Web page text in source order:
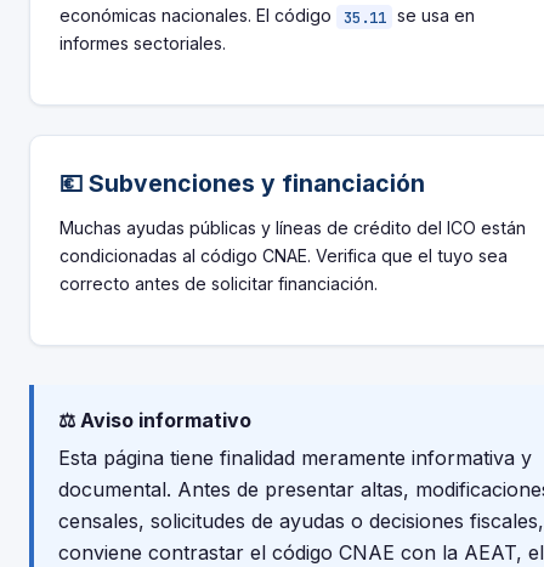
económicas nacionales. El código
35.11 se usa en
informes sectoriales.
💶 Subvenciones y financiación
Muchas ayudas públicas y líneas de crédito del ICO están
condicionadas al código CNAE. Verifica que el tuyo sea
correcto antes de solicitar financiación.
⚖️ Aviso informativo
Esta página tiene finalidad meramente informativa y
documental. Antes de presentar altas,
censales, solicitudes de ayudas o decisiones fiscales,
conviene contrastar el código CNAE con la AEAT, el